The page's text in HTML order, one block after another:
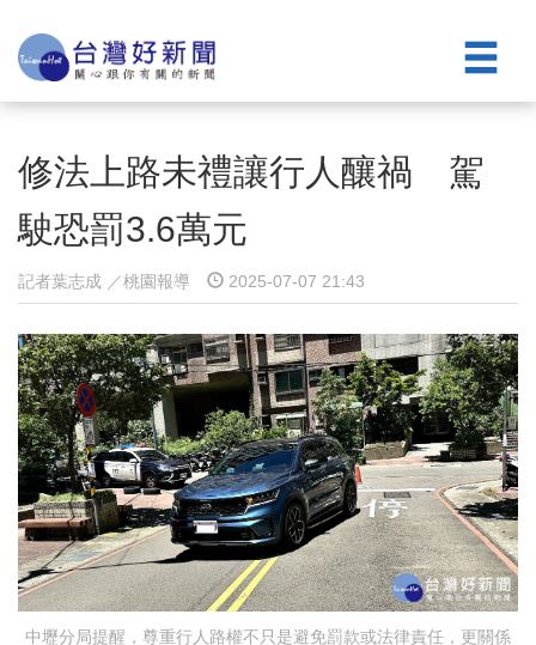
修法上路未禮讓行人釀禍 駕
駛恐罰3.6萬元
記者葉志成 ／桃園報導 2025-07-07 21:43
中壢分局提醒，尊重行人路權不只是避免罰款或法律責任，更關係